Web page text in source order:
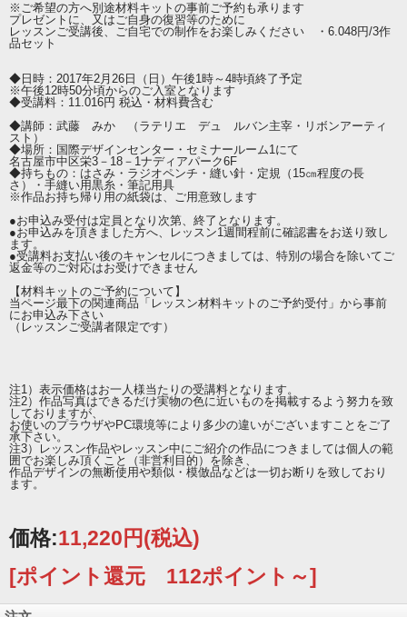
※ご希望の方へ別途材料キットの事前ご予約も承ります
プレゼントに、又はご自身の復習等のために
レッスンご受講後、ご自宅での制作をお楽しみください ・6.048円/3作
品セット
◆日時：2017年2月26日（日）午後1時～4時頃終了予定
※午後12時50分頃からのご入室となります
◆受講料：11.016円 税込・材料費含む
◆講師：武藤 みか （ラテリエ デュ ルバン主宰・リボンアーティ
スト）
◆場所：国際デザインセンター・セミナールーム1にて
名古屋市中区栄3－18－1ナディアパーク6F
◆持ちもの：はさみ・ラジオペンチ・縫い針・定規（15㎝程度の長
さ）・手縫い用黒糸・筆記用具
※作品お持ち帰り用の紙袋は、ご用意致します
●お申込み受付は定員となり次第、終了となります。
●お申込みを頂きました方へ、レッスン1週間程前に確認書をお送り致し
ます。
●受講料お支払い後のキャンセルにつきましては、特別の場合を除いてご
返金等のご対応はお受けできません
【材料キットのご予約について】
当ページ最下の関連商品「レッスン材料キットのご予約受付」から事前
にお申込み下さい
（レッスンご受講者限定です）
注1）表示価格はお一人様当たりの受講料となります。
注2）作品写真はできるだけ実物の色に近いものを掲載するよう努力を致
しておりますが、
お使いのプラウザやPC環境等により多少の違いがございますことをご了
承下さい。
注3）レッスン作品やレッスン中にご紹介の作品につきましては個人の範
囲でお楽しみ頂くこと（非営利目的）を除き、
作品デザインの無断使用や類似・模倣品などは一切お断りを致しており
ます。
価格:11,220円(税込)
[ポイント還元 112ポイント～]